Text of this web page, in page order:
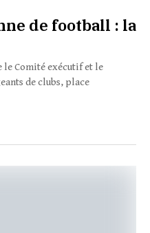
de football : la
Comité exécutif et le
de clubs, place